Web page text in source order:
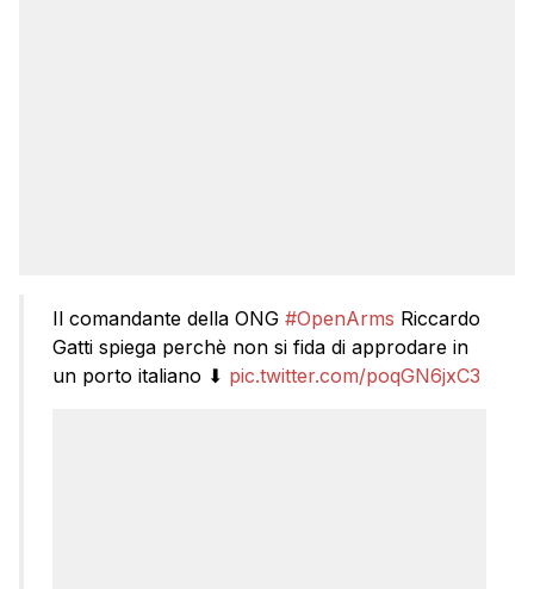
Il comandante della ONG #OpenArms Riccardo
Gatti spiega perchè non si fida di approdare in
un porto italiano ⬇ pic.twitter.com/poqGN6jxC3